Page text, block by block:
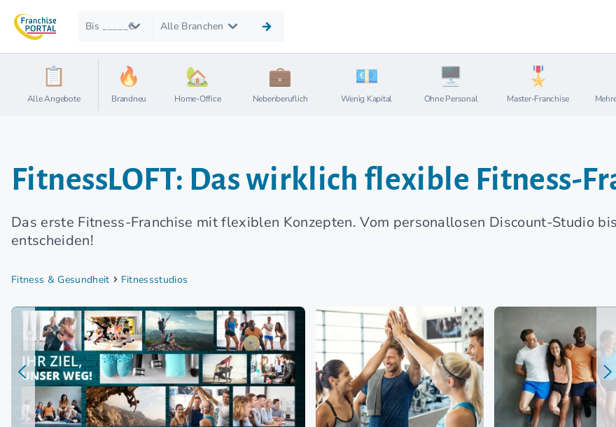
Bis _____€ Alle Branchen
Alle Angebote Brandneu Home-Office Nebenberuflich Wenig Kapital Ohne Personal Master-Franchise
FitnessLOFT: Das wirklich flexible Fitness-
Das erste Fitness-Franchise mit flexiblen Konzepten. Vom personallosen Discount-Studio
entscheiden!
Fitness & Gesundheit Fitnessstudios